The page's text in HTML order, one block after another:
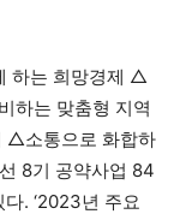
하는 희망경제 △
하는 맞춤형 지역
△소통으로 화합하
8기 공약사업 84
. ‘2023년 주요